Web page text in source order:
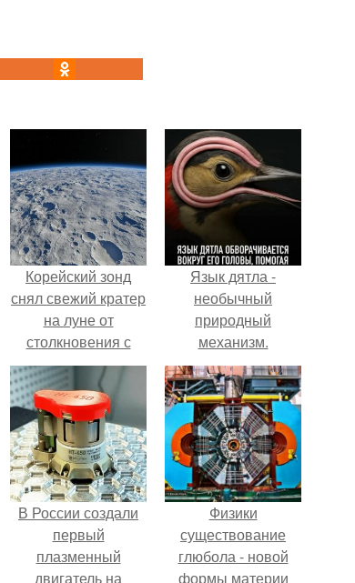
Корейский зонд
снял свежий кратер
на луне от
столкновения с
обломком Falcon 9.
Язык дятла -
необычный
природный
механизм.
В России создали
первый
плазменный
двигатель на
Физики
существование
глюбола - новой
формы материи